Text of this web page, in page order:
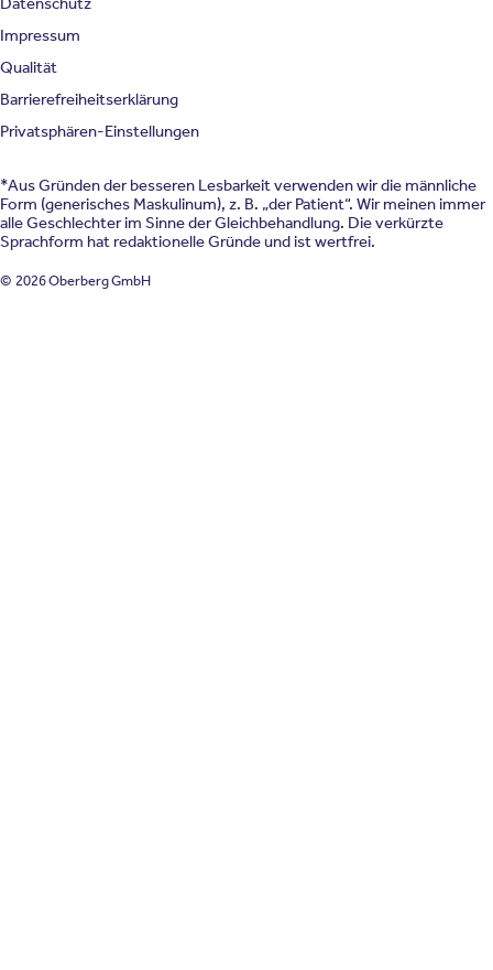
Impressum
Qualität
Barrierefreiheitserklärung
Privatsphären-Einstellungen
*Aus Gründen der besseren Lesbarkeit verwenden wir die männliche
Form (generisches Maskulinum), z. B. „der Patient“. Wir meinen immer
alle Geschlechter im Sinne der Gleichbehandlung. Die verkürzte
Sprachform hat redaktionelle Gründe und ist wertfrei.
© 2026 Oberberg GmbH